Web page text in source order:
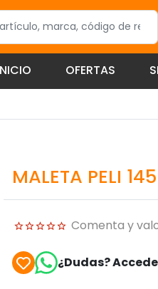
OFERTAS
MALETA PELI
Comenta y
¿Dudas?